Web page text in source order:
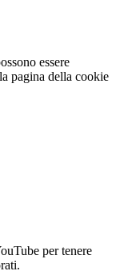
essere
pagina della cookie
per tenere